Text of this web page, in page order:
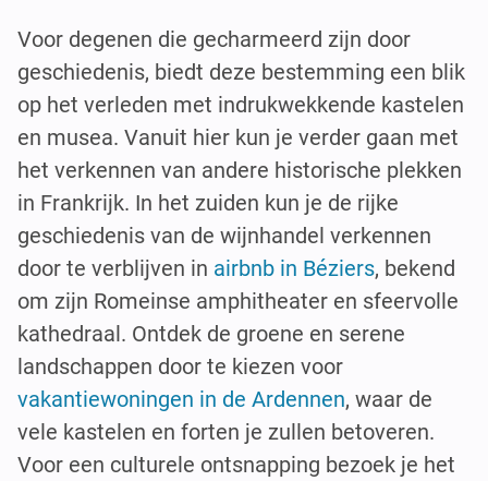
Voor degenen die gecharmeerd zijn door
geschiedenis, biedt deze bestemming een blik
op het verleden met indrukwekkende kastelen
en musea. Vanuit hier kun je verder gaan met
het verkennen van andere historische plekken
in Frankrijk. In het zuiden kun je de rijke
geschiedenis van de wijnhandel verkennen
door te verblijven in airbnb in Béziers, bekend
om zijn Romeinse amphitheater en sfeervolle
kathedraal. Ontdek de groene en serene
landschappen door te kiezen voor
vakantiewoningen in de Ardennen, waar de
vele kastelen en forten je zullen betoveren.
Voor een culturele ontsnapping bezoek je het